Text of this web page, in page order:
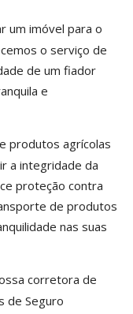
um imóvel para o
o serviço de
de um fiador
e
produtos agrícolas
a integridade da
proteção contra
de produtos
nas suas
corretora de
de Seguro